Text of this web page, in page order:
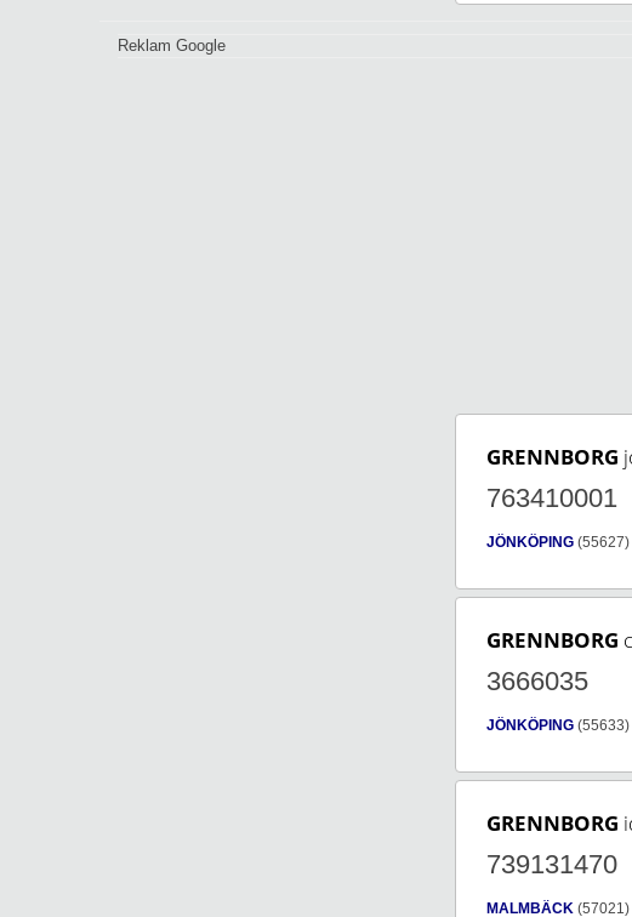
Reklam Google
GRENNBORG
763410001
JÖNKÖPING (55627)
GRENNBORG
3666035
JÖNKÖPING (55633)
GRENNBORG
739131470
MALMBÄCK (57021)